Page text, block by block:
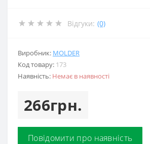
Відгуки: (0)
Виробник: MOLDER
Код товару: 173
Наявність: Немає в наявності
266грн.
Повідомити про наявність